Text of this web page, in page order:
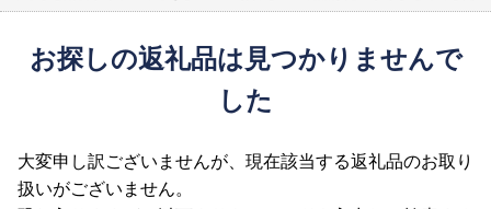
お探しの返礼品は見つかりませんで
した
大変申し訳ございませんが、現在該当する返礼品のお取り
扱いがございません。